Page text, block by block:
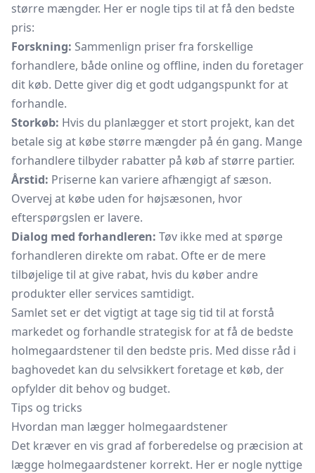
større mængder. Her er nogle tips til at få den bedste
pris:
Forskning: Sammenlign priser fra forskellige
forhandlere, både online og offline, inden du foretager
dit køb. Dette giver dig et godt udgangspunkt for at
forhandle.
Storkøb: Hvis du planlægger et stort projekt, kan det
betale sig at købe større mængder på én gang. Mange
forhandlere tilbyder rabatter på køb af større partier.
Årstid: Priserne kan variere afhængigt af sæson.
Overvej at købe uden for højsæsonen, hvor
efterspørgslen er lavere.
Dialog med forhandleren: Tøv ikke med at spørge
forhandleren direkte om rabat. Ofte er de mere
tilbøjelige til at give rabat, hvis du køber andre
produkter eller services samtidigt.
Samlet set er det vigtigt at tage sig tid til at forstå
markedet og forhandle strategisk for at få de bedste
holmegaardstener til den bedste pris. Med disse råd i
baghovedet kan du selvsikkert foretage et køb, der
opfylder dit behov og budget.
Tips og tricks
Hvordan man lægger holmegaardstener
Det kræver en vis grad af forberedelse og præcision at
lægge holmegaardstener korrekt. Her er nogle nyttige